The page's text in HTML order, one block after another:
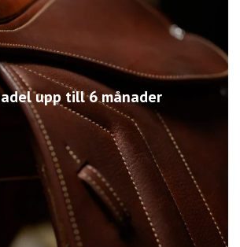
upp till 6 månader